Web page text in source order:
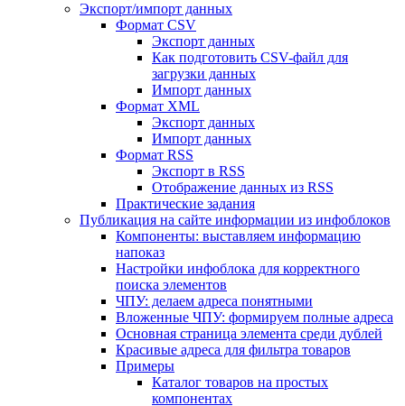
Экспорт/импорт данных
Формат CSV
Экспорт данных
Как подготовить CSV-файл для
загрузки данных
Импорт данных
Формат XML
Экспорт данных
Импорт данных
Формат RSS
Экспорт в RSS
Отображение данных из RSS
Практические задания
Публикация на сайте информации из инфоблоков
Компоненты: выставляем информацию
напоказ
Настройки инфоблока для корректного
поиска элементов
ЧПУ: делаем адреса понятными
Вложенные ЧПУ: формируем полные адреса
Основная страница элемента среди дублей
Красивые адреса для фильтра товаров
Примеры
Каталог товаров на простых
компонентах